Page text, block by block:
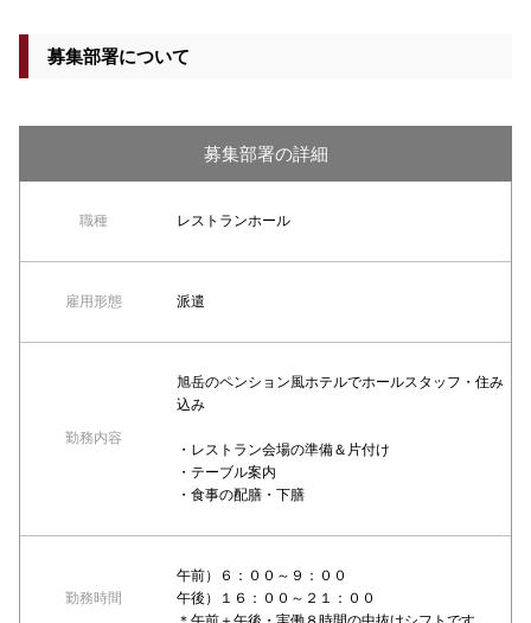
募集部署について
募集部署の詳細
職種 レストランホール
雇用形態 派遣
勤務内容
旭岳のペンション風ホテルでホールスタッフ・住み
込み
・レストラン会場の準備＆片付け
・テーブル案内
・食事の配膳・下膳
勤務時間
午前）６：００～９：００
午後）１６：００～２１：００